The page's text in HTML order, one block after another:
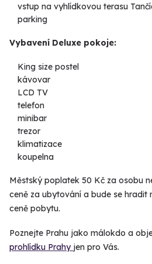
vstup na vyhlídkovou terasu
parking
Vybavení Deluxe pokoje:
King size postel
kávovar
LCD TV
telefon
minibar
trezor
klimatizace
koupelna
Městský poplatek 50 Kč za osobu
ceně za ubytování a bude se hradit
ceně pobytu.
Poznejte Prahu jako málokdo a
prohlídku Prahy jen pro Vás.